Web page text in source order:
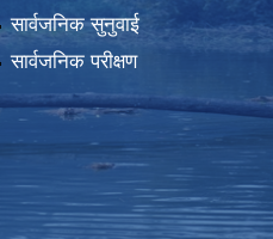
सार्वजनिक सुनुवाई
सार्वजनिक परीक्षण